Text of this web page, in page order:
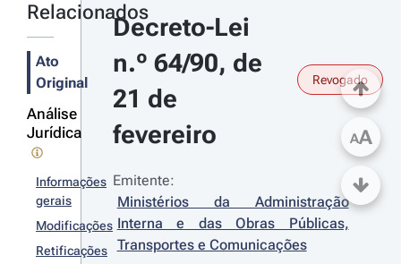
Relacionados
Ato
Original
Análise
Jurídica
Informações
gerais
Modificações
Retificações
Decreto-Lei
n.º 64/90, de
21 de
fevereiro
Revogado
Emitente:
Ministérios da Administração
Interna e das Obras Públicas,
Transportes e Comunicações
AA